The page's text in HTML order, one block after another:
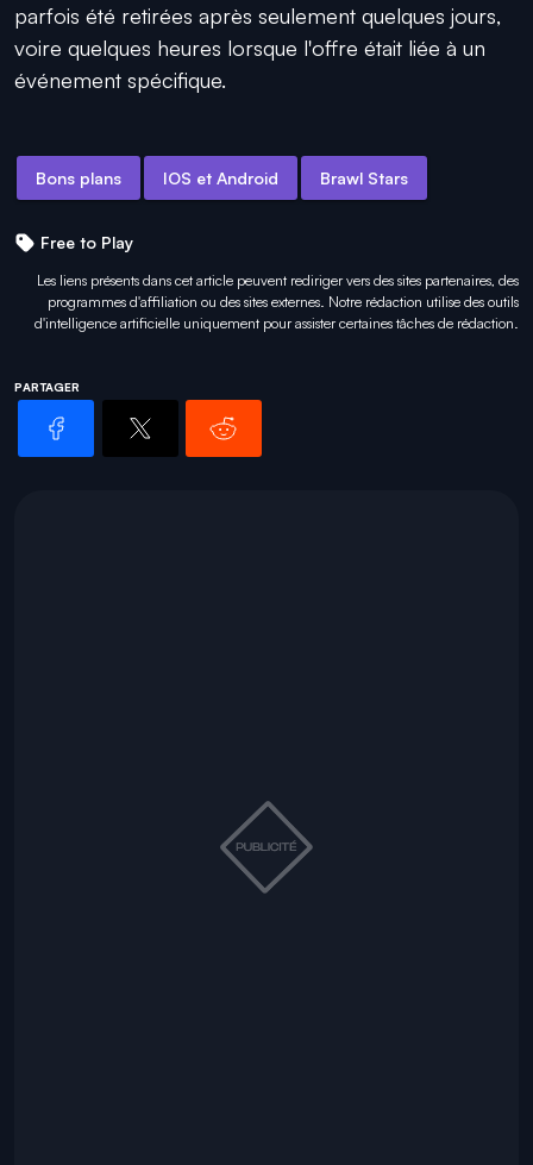
parfois été retirées après seulement quelques jours,
voire quelques heures lorsque l'offre était liée à un
événement spécifique.
Bons plans IOS et Android Brawl Stars
Free to Play
Les liens présents dans cet article peuvent rediriger vers des sites partenaires, des
programmes d'affiliation ou des sites externes. Notre rédaction utilise des outils
d'intelligence artificielle uniquement pourassister certaines tâches de rédaction.
PARTAGER